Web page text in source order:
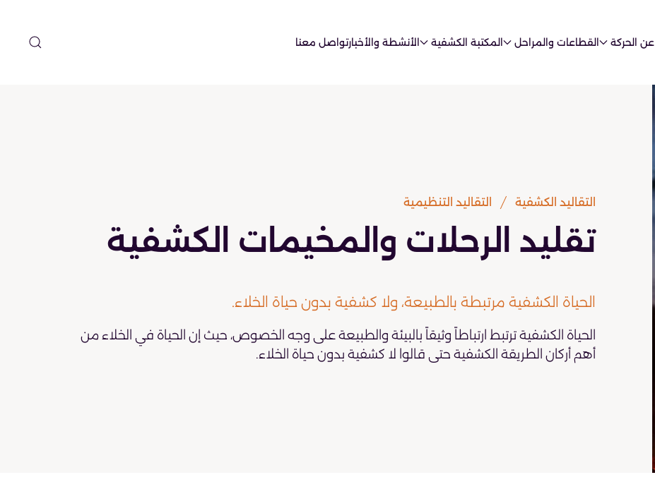
عن الحركة القطاعات والمراحل المكتبة الكشفية الأنشطة والأخبارتواصل معنا
التقاليد الكشفية التقاليد التنظيمية
تقليد الرحلات والمخيمات الكشفية
الحياة الكشفية مرتبطة بالطبيعة، ولا كشفية بدون حياة الخلاء.
الحياة الكشفية ترتبط ارتباطاً وثيقاً بالبيئة والطبيعة على وجه الخصوص، حيث إن الحياة في الخلاء من
أهم أركان الطريقة الكشفية حتى قالوا لا كشفية بدون حياة الخلاء.